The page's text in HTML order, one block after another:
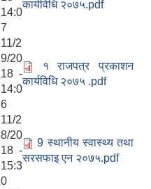
14:0
7
कार्यविधि २०७५.pdf
11/2
9/20
18 -
14:0
6
१ राजपत्र प्रकाशन
कार्यविधि २०७५ .pdf
11/2
8/20
18 -
15:3
0
9 स्थानीय स्वास्थ्य तथा
सरसफाइ एन २०७५.pdf